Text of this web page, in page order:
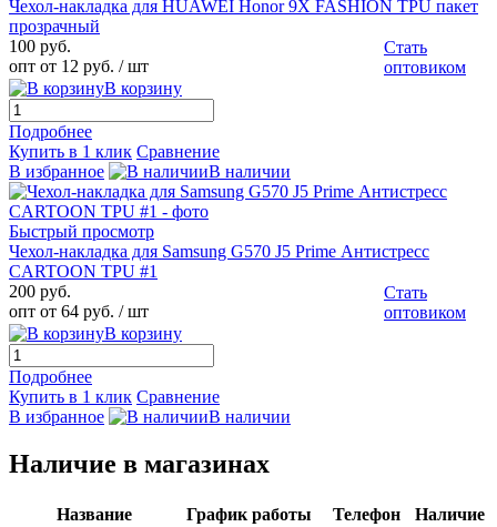
Чехол-накладка для HUAWEI Honor 9X FASHION TPU пакет
прозрачный
100 руб.
опт от 12 руб. / шт
Стать
оптовиком
В корзину
Подробнее
Купить в 1 клик Сравнение
В избранное
В наличии
Быстрый просмотр
Чехол-накладка для Samsung G570 J5 Prime Антистресс
CARTOON TPU #1
200 руб.
опт от 64 руб. / шт
Стать
оптовиком
В корзину
Подробнее
Купить в 1 клик Сравнение
В избранное
В наличии
Наличие в магазинах
Название График работы Телефон
Наличие